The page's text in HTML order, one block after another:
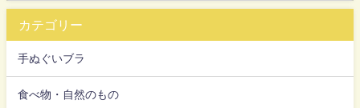
カテゴリー
手ぬぐいブラ
食べ物・自然のもの